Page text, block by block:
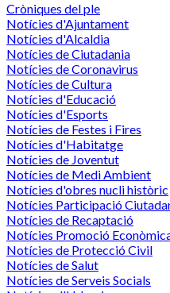
Cròniques del ple
Notícies d'Ajuntament
Notícies d'Alcaldia
Notícies de Ciutadania
Notícies de Coronavirus
Notícies de Cultura
Notícies d'Educació
Notícies d'Esports
Notícies de Festes i Fires
Notícies d'Habitatge
Notícies de Joventut
Notícies de Medi Ambient
Notícies d'obres nucli històric
Notícies Participació
Notícies de Recaptació
Notícies Promoció
Notícies de Protecció Civil
Notícies de Salut
Notícies de Serveis Socials